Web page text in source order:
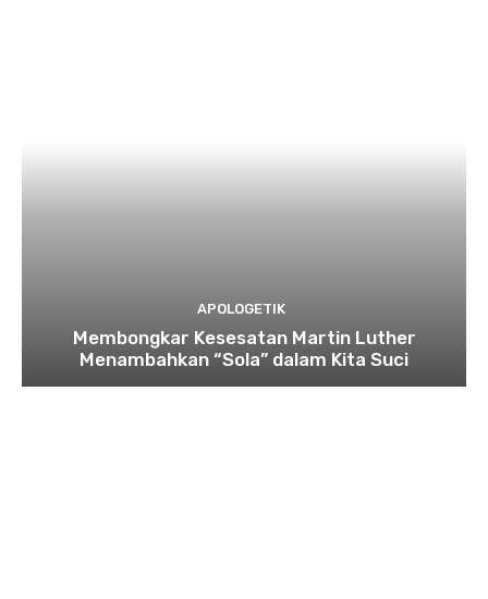
APOLOGETIK
Membongkar Kesesatan Martin Luther
Menambahkan “Sola” dalam Kita Suci